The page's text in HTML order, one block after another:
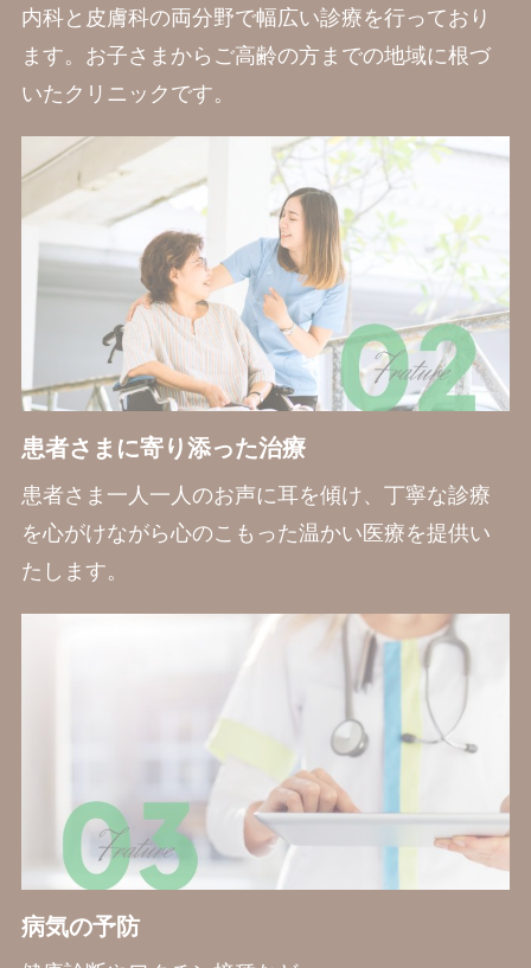
内科と皮膚科の両分野で幅広い診療を行っており
ます。お子さまからご高齢の方までの地域に根づ
いたクリニックです。
患者さまに寄り添った治療
患者さま一人一人のお声に耳を傾け、丁寧な診療
を心がけながら心のこもった温かい医療を提供い
たします。
病気の予防